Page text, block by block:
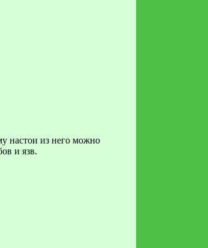
настои из него можно
и язв.